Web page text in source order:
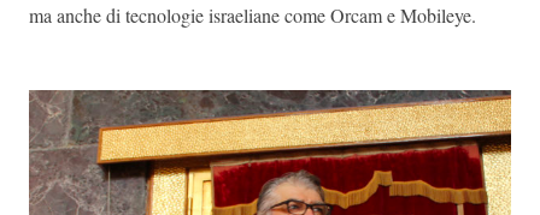
ma anche di tecnologie israeliane come Orcam e Mobileye.